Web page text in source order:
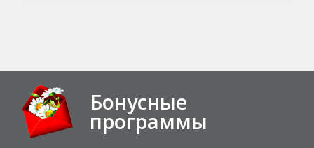
Бонусные
программы